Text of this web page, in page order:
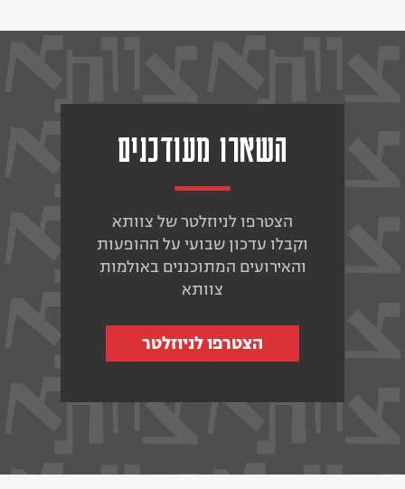
השארו מעודכנים
הצטרפו לניוזלטר של צוותא
וקבלו עדכון שבועי על ההופעות
והאירועים המתוכננים באולמות
צוותא
הצטרפו לניוזלטר